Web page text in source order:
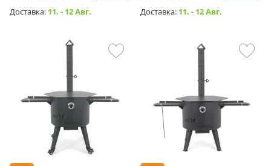
Доставка: 11. - 12 Авг. Доставка: 11. - 12 Авг.